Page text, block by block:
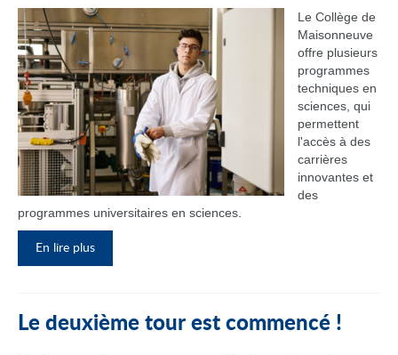
Le Collège de
Maisonneuve
offre plusieurs
programmes
techniques en
sciences, qui
permettent
l'accès à des
carrières
innovantes et
des
programmes universitaires en sciences.
En lire plus
Le deuxième tour est commencé !